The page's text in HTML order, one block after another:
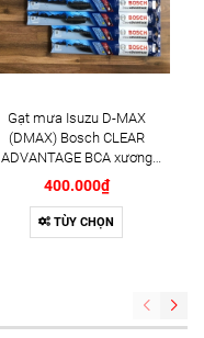
Gạt mưa Isuzu D-MAX
(DMAX) Bosch CLEAR
ADVANTAGE BCA xương
mềm chính hãng - Bộ 2 cái
400.000₫
TÙY CHỌN